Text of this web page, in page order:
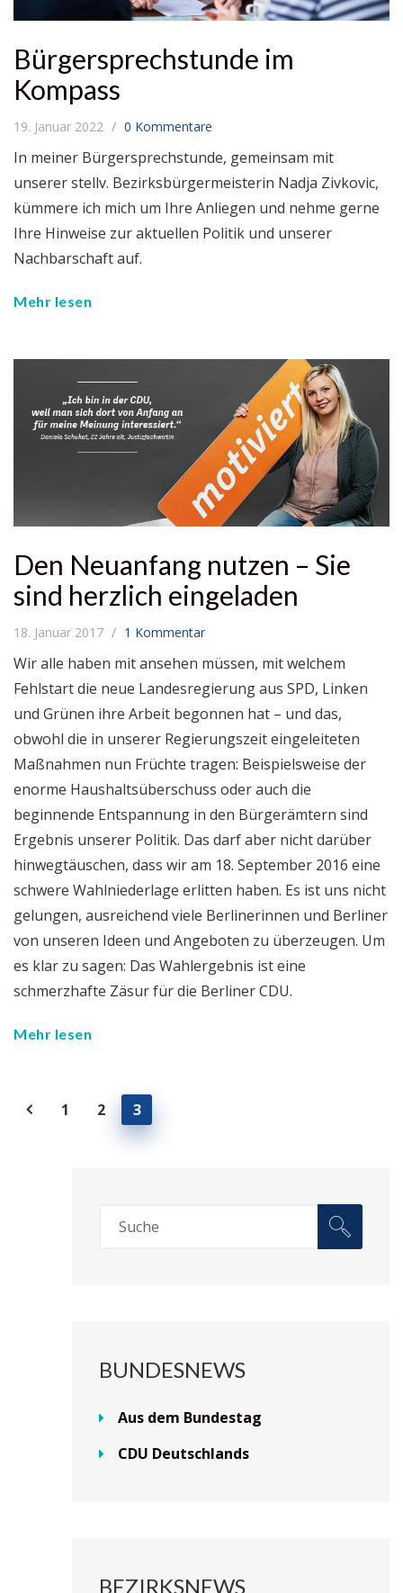
Bürgersprechstunde im
Kompass
19. Januar 2022 0 Kommentare
In meiner Bürgersprechstunde, gemeinsam mit
unserer stellv. Bezirksbürgermeisterin Nadja Zivkovic,
kümmere ich mich um Ihre Anliegen und nehme gerne
Ihre Hinweise zur aktuellen Politik und unserer
Nachbarschaft auf.
Mehr lesen
Den Neuanfang nutzen – Sie
sind herzlich eingeladen
18. Januar 2017 1 Kommentar
Wir alle haben mit ansehen müssen, mit welchem
Fehlstart die neue Landesregierung aus SPD, Linken
und Grünen ihre Arbeit begonnen hat – und das,
obwohl die in unserer Regierungszeit eingeleiteten
Maßnahmen nun Früchte tragen: Beispielsweise der
enorme Haushaltsüberschuss oder auch die
beginnende Entspannung in den Bürgerämtern sind
Ergebnis unserer Politik. Das darf aber nicht darüber
hinwegtäuschen, dass wir am 18. September 2016 eine
schwere Wahlniederlage erlitten haben. Es ist uns nicht
gelungen, ausreichend viele Berlinerinnen und Berliner
von unseren Ideen und Angeboten zu überzeugen. Um
es klar zu sagen: Das Wahlergebnis ist eine
schmerzhafte Zäsur für die Berliner CDU.
Mehr lesen
1 2 3
BUNDESNEWS
Aus dem Bundestag
CDU Deutschlands
BEZIRKSNEWS